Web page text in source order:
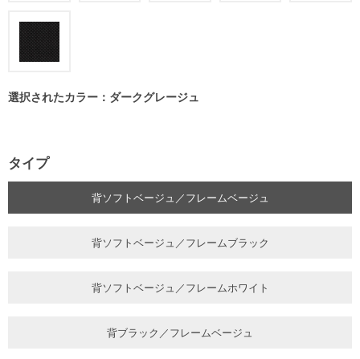
選択されたカラー：ダークグレージュ
タイプ
背ソフトベージュ／フレームベージュ
背ソフトベージュ／フレームブラック
背ソフトベージュ／フレームホワイト
背ブラック／フレームベージュ